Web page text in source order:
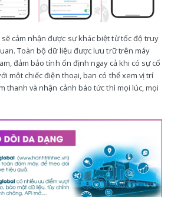
cảm nhận được sự khác biệt từ tốc độ truy
Toàn bộ dữ liệu được lưu trữ trên máy
đảm bảo tính ổn định ngay cả khi có sự cố
một chiếc điện thoại, bạn có thể xem vị trí
thanh và nhận cảnh báo tức thì mọi lúc, mọi